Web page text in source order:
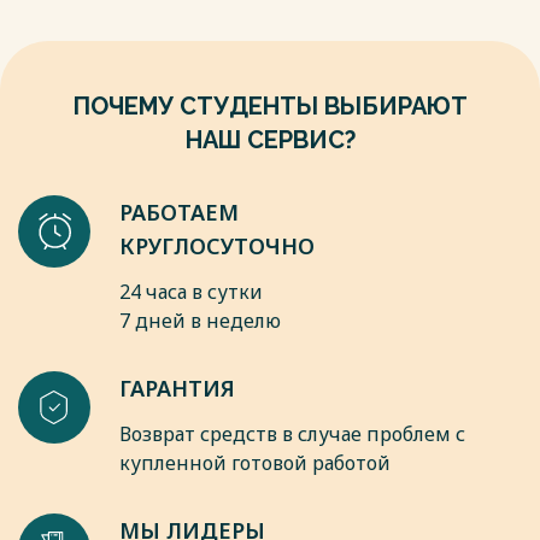
ПОЧЕМУ СТУДЕНТЫ ВЫБИРАЮТ
НАШ СЕРВИС?
РАБОТАЕМ
КРУГЛОСУТОЧНО
24 часа в сутки
7 дней в неделю
ГАРАНТИЯ
Возврат средств в случае проблем с
купленной готовой работой
МЫ ЛИДЕРЫ